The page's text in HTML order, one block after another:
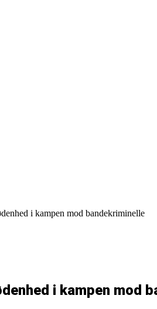
i kampen mod bandekriminelle
i kampen mod